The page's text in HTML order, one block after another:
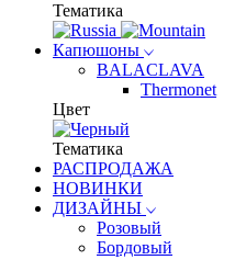
Тематика
Капюшоны
BALACLAVA
Thermonet
Цвет
Тематика
РАСПРОДАЖА
НОВИНКИ
ДИЗАЙНЫ
Розовый
Бордовый